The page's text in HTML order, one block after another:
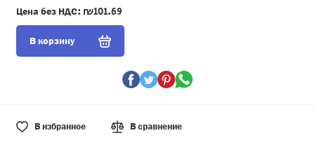
Цена без НДС: ₪101.69
В корзину
В избранное В сравнение